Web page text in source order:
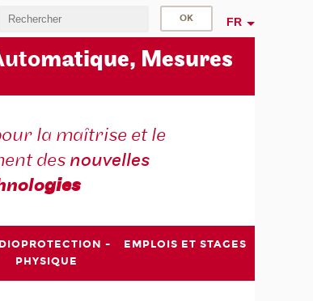
FR
matique, Mesures
la maîtrise et le
des nouvelles
gies
-
PHYSIQUE
EMPLOIS ET STAGES